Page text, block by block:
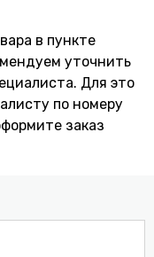
в пункте
уточнить
Для это
по номеру
заказ